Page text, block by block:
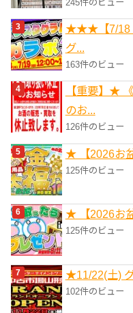
245件のビュー
★★★【7/18
グ...
163件のビュー
【重要】★
のお...
126件のビュー
★ 【2026お
125件のビュー
★ 【2026お
125件のビュー
★11/22(土)
102件のビュー